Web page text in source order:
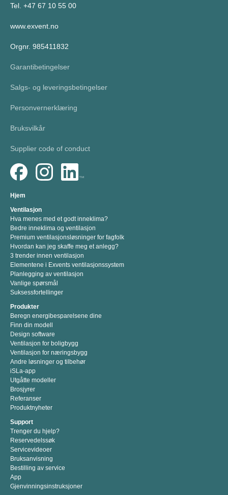
Tel. +47 67 10 55 00
www.exvent.no
Orgnr. 985411832
Garantibetingelser
Salgs- og leveringsbetingelser
Personvernerklæring
Bruksvilkår
Supplier code of conduct
Hjem
Ventilasjon
Hva menes med et godt inneklima?
Bedre inneklima og ventilasjon
Premium ventilasjonsløsninger for fagfolk
Hvordan kan jeg skaffe meg et anlegg?
3 trender innen ventilasjon
Elementene i Exvents ventilasjonssystem
Planlegging av ventilasjon
Vanlige spørsmål
Suksessfortellinger
Produkter
Beregn energibesparelsene dine
Finn din modell
Design software
Ventilasjon for boligbygg
Ventilasjon for næringsbygg
Andre løsninger og tilbehør
iSLa-app
Utgåtte modeller
Brosjyrer
Referanser
Produktnyheter
Support
Trenger du hjelp?
Reservedelssøk
Servicevideoer
Bruksanvisning
Bestilling av service
App
Gjenvinningsinstruksjoner